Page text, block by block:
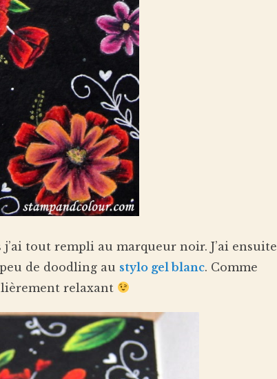
tout rempli au marqueur noir. J’ai ensuite
de doodling au stylo gel blanc. Comme
relaxant